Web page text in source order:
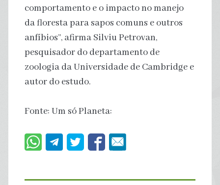
comportamento e o impacto no manejo
da floresta para sapos comuns e outros
anfíbios”, afirma Silviu Petrovan,
pesquisador do departamento de
zoologia da Universidade de Cambridge e
autor do estudo.
Fonte: Um só Planeta: